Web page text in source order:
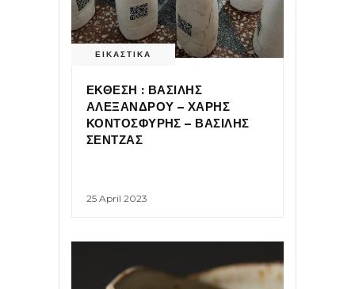
ΕΙΚΑΣΤΙΚΑ
ΕΚΘΕΣΗ : ΒΑΣΙΛΗΣ
ΑΛΕΞΑΝΔΡΟΥ – ΧΑΡΗΣ
ΚΟΝΤΟΣΦΥΡΗΣ – ΒΑΣΙΛΗΣ
ΣΕΝΤΖΑΣ
25 April 2023